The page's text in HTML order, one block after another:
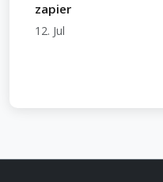
zapier
12. Jul